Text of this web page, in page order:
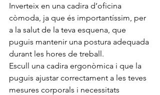
Inverteix en una cadira d’oficina
còmoda, ja que és importantíssim, per
a la salut de la teva esquena, que
puguis mantenir una postura adequada
durant les hores de treball.
Escull una cadira ergonòmica i que la
puguis ajustar correctament a les teves
mesures corporals i necessitats